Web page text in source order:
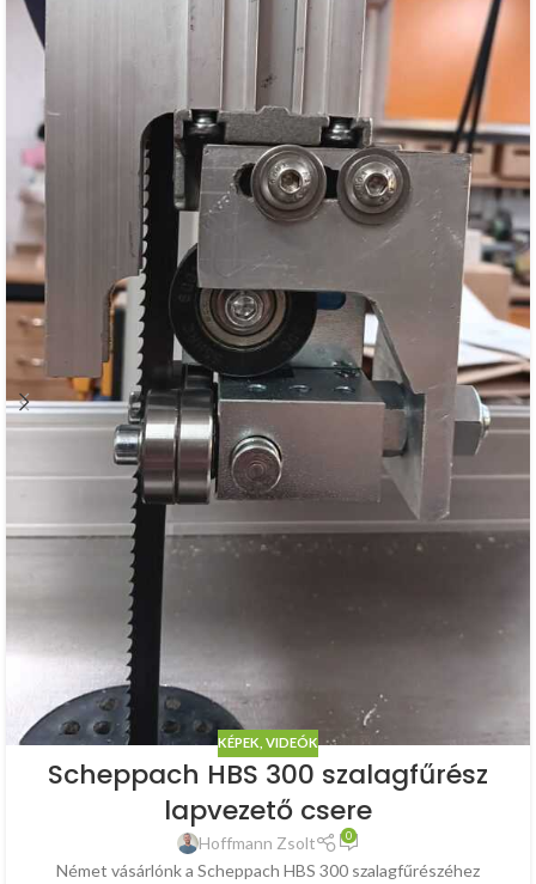
KÉPEK, VIDEÓK
Scheppach HBS 300 szalagfűrész
lapvezető csere
Hoffmann Zsolt 0
Német vásárlónk a Scheppach HBS 300 szalagfűrészéhez